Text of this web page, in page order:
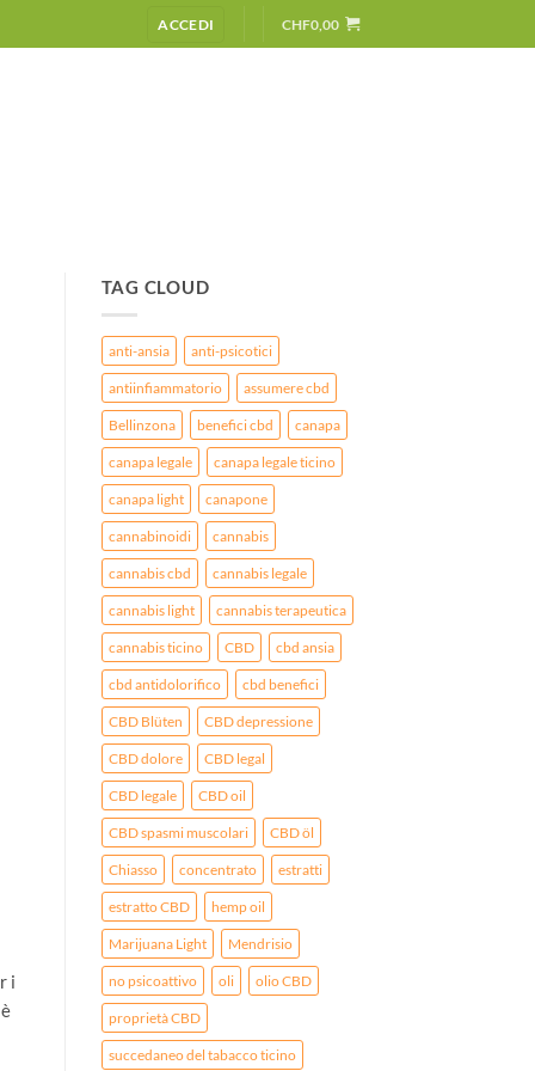
ACCEDI CHF0,00
i
TAG CLOUD
anti-ansia anti-psicotici
antiinfiammatorio assumere cbd
Bellinzona benefici cbd canapa
canapa legale canapa legale ticino
canapa light canapone
cannabinoidi cannabis
cannabis cbd cannabis legale
cannabis light cannabis terapeutica
cannabis ticino CBD cbd ansia
cbd antidolorifico cbd benefici
CBD Blüten CBD depressione
CBD dolore CBD legal
CBD legale CBD oil
CBD spasmi muscolari CBD öl
Chiasso concentrato estratti
estratto CBD hemp oil
Marijuana Light Mendrisio
no psicoattivo oli olio CBD
proprietà CBD
succedaneo del tabacco ticino